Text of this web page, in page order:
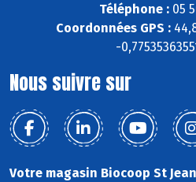
Téléphone : 05
Coordonnées GPS :
-
Nous suivre sur
Votre magasin Biocoop St